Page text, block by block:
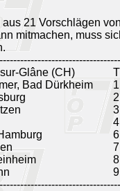
21 Vorschlägen
mitmachen, muss
Glâne (CH)
Bad Dürkheim
1
3
4
6
7
8
9